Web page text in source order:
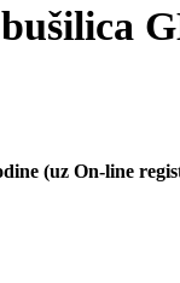
(uz On-line